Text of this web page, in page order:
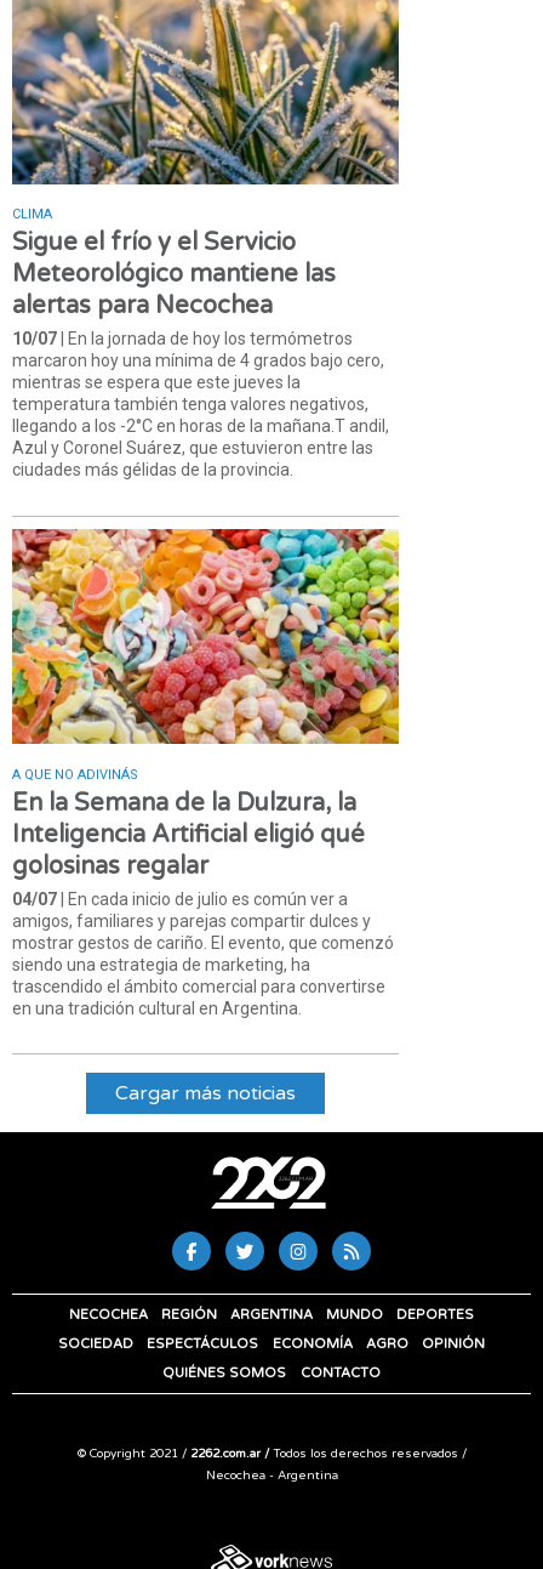
CLIMA
Sigue el frío y el Servicio
Meteorológico mantiene las
alertas para Necochea
10/07 | En la jornada de hoy los termómetros
marcaron hoy una mínima de 4 grados bajo cero,
mientras se espera que este jueves la
temperatura también tenga valores negativos,
llegando a los -2°C en horas de la mañana.T andil,
Azul y Coronel Suárez, que estuvieron entre las
ciudades más gélidas de la provincia.
A QUE NO ADIVINÁS
En la Semana de la Dulzura, la
Inteligencia Artificial eligió qué
golosinas regalar
04/07 | En cada inicio de julio es común ver a
amigos, familiares y parejas compartir dulces y
mostrar gestos de cariño. El evento, que comenzó
siendo una estrategia de marketing, ha
trascendido el ámbito comercial para convertirse
en una tradición cultural en Argentina.
Cargar más noticias
NECOCHEA REGIÓN ARGENTINA MUNDO
DEPORTES
SOCIEDAD
ESPECTÁCULOS ECONOMÍA AGRO
OPINIÓN
QUIÉNES SOMOS
CONTACTO
© Copyright 2021 / 2262.com.ar /Todos los derechos reservados /
Necochea - Argentina